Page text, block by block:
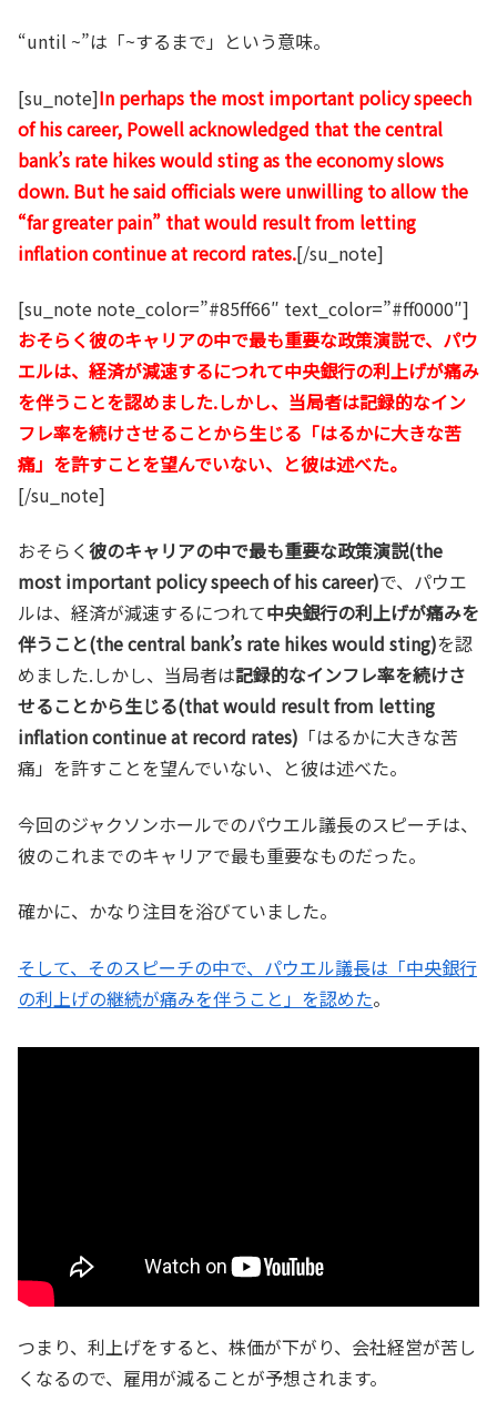
“until ~”は「~するまで」という意味。
[su_note]In perhaps the most important policy speech
of his career, Powell acknowledged that the central
bank’s rate hikes would sting as the economy slows
down. But he said officials were unwilling to allow the
“far greater pain” that would result from letting
inflation continue at record rates.[/su_note]
[su_note note_color=”#85ff66″ text_color=”#ff0000″]
おそらく彼のキャリアの中で最も重要な政策演説で、パウ
エルは、経済が減速するにつれて中央銀行の利上げが痛み
を伴うことを認めました.しかし、当局者は記録的なイン
フレ率を続けさせることから生じる「はるかに大きな苦
痛」を許すことを望んでいない、と彼は述べた。
[/su_note]
おそらく彼のキャリアの中で最も重要な政策演説(the
most important policy speech of his career)で、パウエ
ルは、経済が減速するにつれて中央銀行の利上げが痛みを
伴うこと(the central bank’s rate hikes would sting)を認
めました.しかし、当局者は記録的なインフレ率を続けさ
せることから生じる(that would result from letting
inflation continue at record rates) 「はるかに大きな苦
痛」を許すことを望んでいない、と彼は述べた。
今回のジャクソンホールでのパウエル議長のスピーチは、
彼のこれまでのキャリアで最も重要なものだった。
確かに、かなり注目を浴びていました。
そして、そのスピーチの中で、パウエル議長は「中央銀行
の利上げの継続が痛みを伴うこと」を認めた。
つまり、利上げをすると、株価が下がり、会社経営が苦し
くなるので、雇用が減ることが予想されます。